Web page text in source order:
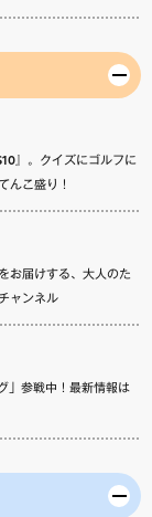
』。クイズにゴルフに
んこ盛り！
お届けする、大人のた
ャンネル
」参戦中！最新情報は